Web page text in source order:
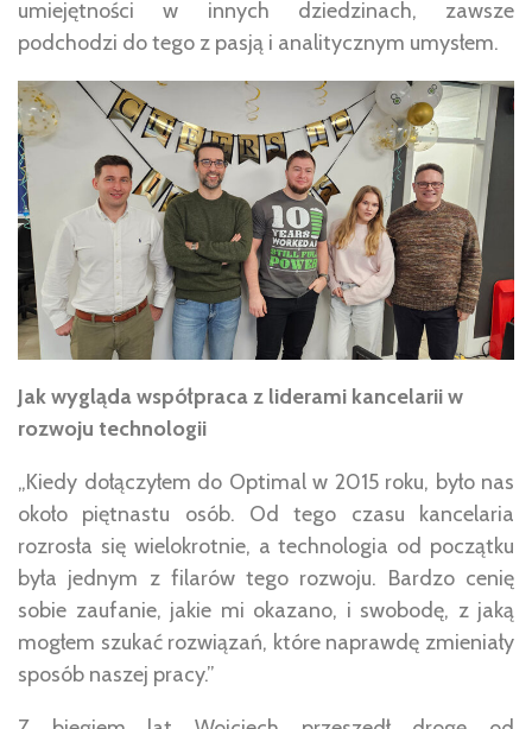
umiejętności w innych dziedzinach, zawsze
podchodzi do tego z pasją i analitycznym umysłem.
Jak wygląda współpraca z liderami kancelarii w
rozwoju technologii
„Kiedy dołączyłem do Optimal w 2015 roku, było nas
około piętnastu osób. Od tego czasu kancelaria
rozrosła się wielokrotnie, a technologia od początku
była jednym z filarów tego rozwoju. Bardzo cenię
sobie zaufanie, jakie mi okazano, i swobodę, z jaką
mogłem szukać rozwiązań, które naprawdę zmieniały
sposób naszej pracy.”